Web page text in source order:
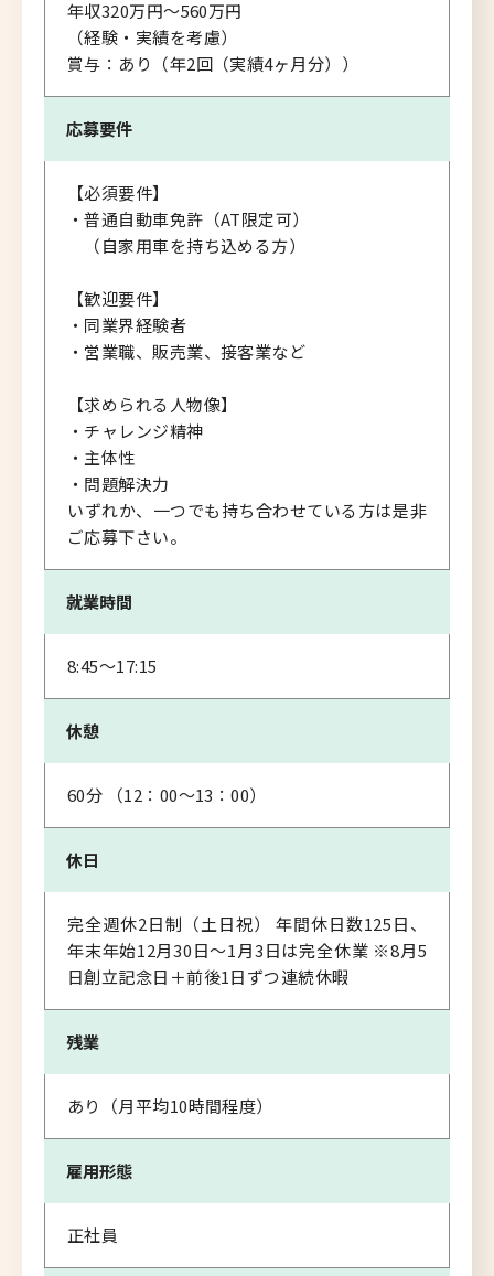
年収320万円～560万円
（経験・実績を考慮）
賞与：あり（年2回（実績4ヶ月分））
応募要件
【必須要件】
・普通自動車免許（AT限定可）
（自家用車を持ち込める方）
【歓迎要件】
・同業界経験者
・営業職、販売業、接客業など
【求められる人物像】
・チャレンジ精神
・主体性
・問題解決力
いずれか、一つでも持ち合わせている方は是非
ご応募下さい。
就業時間
8:45～17:15
休憩
60分 （12：00～13：00）
休日
完全週休2日制（土日祝） 年間休日数125日、
年末年始12月30日～1月3日は完全休業 ※8月5
日創立記念日＋前後1日ずつ連続休暇
残業
あり（月平均10時間程度）
雇用形態
正社員